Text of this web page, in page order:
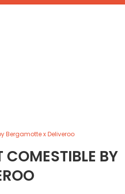
Bergamotte x Deliveroo
COMESTIBLE BY